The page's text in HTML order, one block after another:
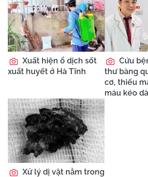
Xuất hiện ổ dịch sốt
xuất huyết ở Hà Tĩnh
Cứu
thư bàng
cơ, thiếu
máu kéo
Xử lý dị vật nằm trong